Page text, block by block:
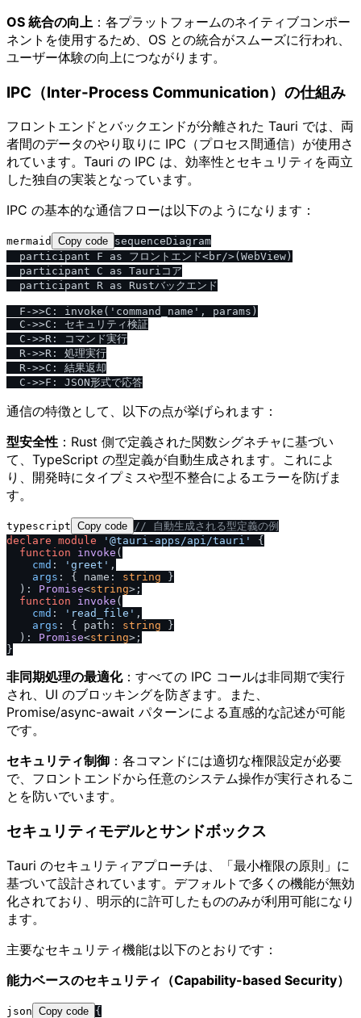
OS 統合の向上 ：各プラットフォームのネイティブコンポー
ネントを使用するため、OS との統合がスムーズに行われ、
ユーザー体験の向上につながります。
IPC（Inter-Process Communication）の仕組み
フロントエンドとバックエンドが分離された Tauri では、両
者間のデータのやり取りに IPC（プロセス間通信）が使用さ
れています。Tauri の IPC は、効率性とセキュリティを両立
した独自の実装となっています。
IPC の基本的な通信フローは以下のようになります：
mermaid Copy code sequenceDiagram
  participant F as フロントエンド<br/>(WebView)
  participant C as Tauriコア
  participant R as Rustバックエンド
  F->>C: invoke('command_name', params)
  C->>C: セキュリティ検証
  C->>R: コマンド実行
  R->>R: 処理実行
  R->>C: 結果返却
通信の特徴として、以下の点が挙げられます：
型安全性 ：Rust 側で定義された関数シグネチャに基づい
て、TypeScript の型定義が自動生成されます。これによ
り、開発時にタイプミスや型不整合によるエラーを防げま
す。
typescript Copy code // 自動生成される型定義の例
declare module '@tauri-apps/api/tauri'
{
function
invoke (
cmd : 'greet' ,
args : { name: string }
): Promise<string>;
function
invoke (
cmd : 'read_file' ,
args : { path: string }
): Promise<string>;
非同期処理の最適化：すべての IPC コールは非同期で実行
され、UI のブロッキングを防ぎます。また、
Promise/async-await パターンによる直感的な記述が可能
です。
セキュリティ制御 ：各コマンドには適切な権限設定が必要
で、フロントエンドから任意のシステム操作が実行されるこ
とを防いでいます。
セキュリティモデルとサンドボックス
Tauri のセキュリティアプローチは、「最小権限の原則」に
基づいて設計されています。デフォルトで多くの機能が無効
化されており、明示的に許可したもののみが利用可能になり
ます。
主要なセキュリティ機能は以下のとおりです：
能力ベースのセキュリティ（Capability-based Security）
json Copy code {